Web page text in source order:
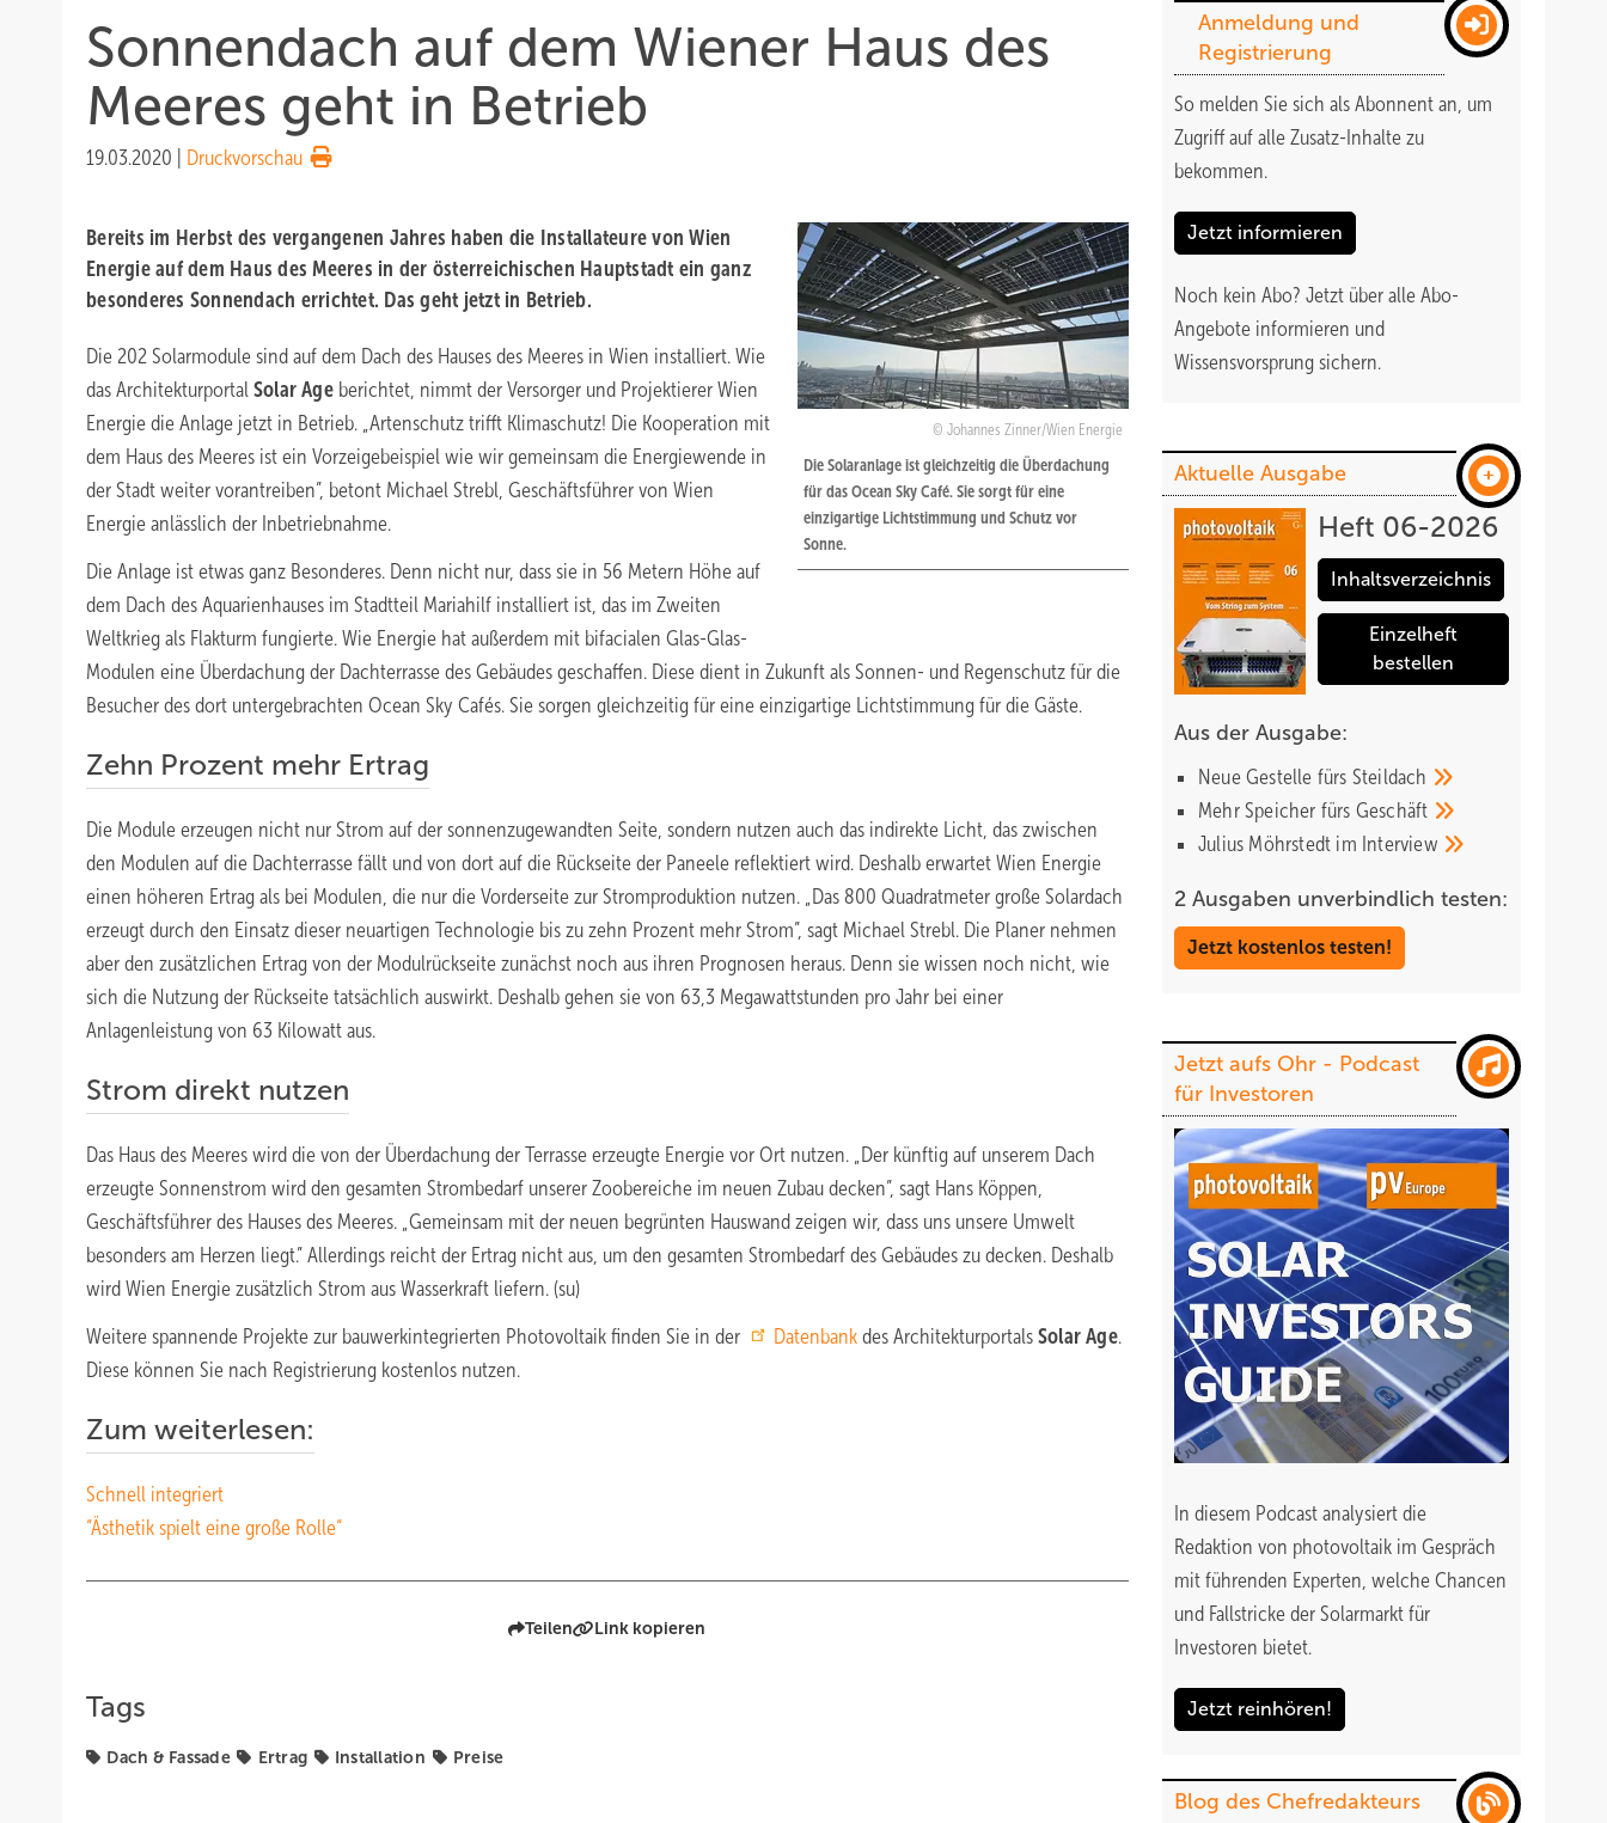
Sonnendach auf dem Wiener Haus des
Meeres geht in Betrieb
19.03.2020 Druckvorschau
Johannes Zinner/Wien Energie
Die Solaranlage ist gleichzeitig die Überdachung
für das Ocean Sky Café. Sie sorgt für eine
einzigartige Lichtstimmung und Schutz vor
Sonne.
Bereits im Herbst des vergangenen Jahres haben die Installateure von Wien
Energie auf dem Haus des Meeres in der österreichischen Hauptstadt ein ganz
besonderes Sonnendach errichtet. Das geht jetzt in Betrieb.
Die 202 Solarmodule sind auf dem Dach des Hauses des Meeres in Wien installiert. Wie
das Architekturportal Solar Ageberichtet, nimmt der Versorger und Projektierer Wien
Energie die Anlage jetzt in Betrieb. „Artenschutz trifft Klimaschutz! Die Kooperation mit
dem Haus des Meeres ist ein Vorzeigebeispiel wie wir gemeinsam die Energiewende in
der Stadt weiter vorantreiben”, betont Michael Strebl, Geschäftsführer von Wien
Energie anlässlich der Inbetriebnahme.
Die Anlage ist etwas ganz Besonderes. Denn nicht nur, dass sie in 56 Metern Höhe auf
dem Dach des Aquarienhauses im Stadtteil Mariahilf installiert ist, das im Zweiten
Weltkrieg als Flakturm fungierte. Wie Energie hat außerdem mit bifacialen Glas-Glas-
Modulen eine Überdachung der Dachterrasse des Gebäudes geschaffen. Diese dient in Zukunft als Sonnen- und Regenschutz für die
Besucher des dort untergebrachten Ocean Sky Cafés. Sie sorgen gleichzeitig für eine einzigartige Lichtstimmung für die Gäste.
Zehn Prozent mehr Ertrag
Die Module erzeugen nicht nur Strom auf der sonnenzugewandten Seite, sondern nutzen auch das indirekte Licht, das zwischen
den Modulen auf die Dachterrasse fällt und von dort auf die Rückseite der Paneele reflektiert wird. Deshalb erwartet Wien Energie
einen höheren Ertrag als bei Modulen, die nur die Vorderseite zur Stromproduktion nutzen. „Das 800 Quadratmeter große Solardach
erzeugt durch den Einsatz dieser neuartigen Technologie bis zu zehn Prozent mehr Strom”, sagt Michael Strebl. Die Planer nehmen
aber den zusätzlichen Ertrag von der Modulrückseite zunächst noch aus ihren Prognosen heraus. Denn sie wissen noch nicht, wie
sich die Nutzung der Rückseite tatsächlich auswirkt. Deshalb gehen sie von 63,3 Megawattstunden pro Jahr bei einer
Anlagenleistung von 63 Kilowatt aus.
Strom direkt nutzen
Das Haus des Meeres wird die von der Überdachung der Terrasse erzeugte Energie vor Ort nutzen. „Der künftig auf unserem Dach
erzeugte Sonnenstrom wird den gesamten Strombedarf unserer Zoobereiche im neuen Zubau decken”, sagt Hans Köppen,
Geschäftsführer des Hauses des Meeres. „Gemeinsam mit der neuen begrünten Hauswand zeigen wir, dass uns unsere Umwelt
besonders am Herzen liegt.” Allerdings reicht der Ertrag nicht aus, um den gesamten Strombedarf des Gebäudes zu decken. Deshalb
wird Wien Energie zusätzlich Strom aus Wasserkraft liefern. (su)
Weitere spannende Projekte zur bauwerkintegrierten Photovoltaik finden Sie in der
Datenbank des Architekturportals Solar Age.
Diese können Sie nach Registrierung kostenlos nutzen.
Zum weiterlesen:
Schnell integriert
“Ästhetik spielt eine große Rolle“
Teilen Link kopieren
Tags
Dach & Fassade Ertrag Installation Preise
Anmeldung und
Registrierung
So melden Sie sich als Abonnent an, um
Zugriff auf alle Zusatz-Inhalte zu
bekommen.
Jetzt informieren
Noch kein Abo? Jetzt über alle Abo-
Angebote informieren und
Wissensvorsprung sichern.
Aktuelle Ausgabe
Heft 06-2026
Inhaltsverzeichnis
Einzelheft
bestellen
Aus der Ausgabe:
Neue Gestelle fürs Steildach
Mehr Speicher fürs Geschäft
Julius Möhrstedt im Interview
2 Ausgaben unverbindlich testen:
Jetzt kostenlos testen!
Jetzt aufs Ohr - Podcast
für Investoren
In diesem Podcast analysiert die
Redaktion von photovoltaik im Gespräch
mit führenden Experten, welche Chancen
und Fallstricke der Solarmarkt für
Investoren bietet.
Jetzt reinhören!
Blog des Chefredakteurs